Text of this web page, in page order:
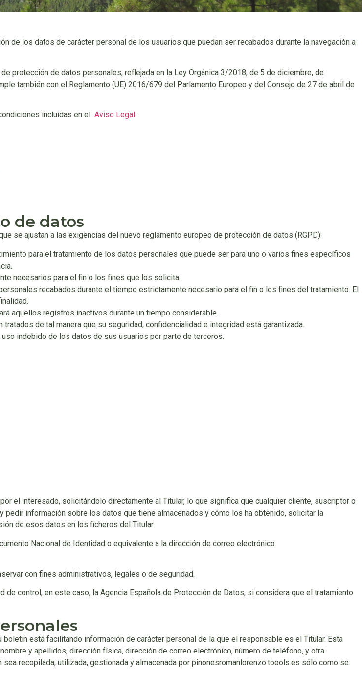
de los datos de carácter personal de los usuarios que puedan ser recabados durante la navegación a
protección de datos personales, reflejada en la Ley Orgánica 3/2018, de 5 de diciembre, de
también con el Reglamento (UE) 2016/679 del Parlamento Europeo y del Consejo de 27 de abril de
incluidas en el Aviso Legal.
de datos
se ajustan a las exigencias del nuevo reglamento europeo de protección de datos (RGPD):
para el tratamiento de los datos personales que puede ser para uno o varios fines específicos
necesarios para el fin o los fines que los solicita.
recabados durante el tiempo estrictamente necesario para el fin o los fines del tratamiento. El
aquellos registros inactivos durante un tiempo considerable.
de tal manera que su seguridad, confidencialidad e integridad está garantizada.
indebido de los datos de sus usuarios por parte de terceros.
el interesado, solicitándolo directamente al Titular, lo que significa que cualquier cliente, suscriptor o
información sobre los datos que tiene almacenados y cómo los ha obtenido, solicitar la
de esos datos en los ficheros del Titular.
Nacional de Identidad o equivalente a la dirección de correo electrónico:
con fines administrativos, legales o de seguridad.
control, en este caso, la Agencia Española de Protección de Datos, si considera que el tratamiento
está facilitando información de carácter personal de la que el responsable es el Titular. Esta
y apellidos, dirección física, dirección de correo electrónico, número de teléfono, y otra
recopilada, utilizada, gestionada y almacenada por pinonesromanlorenzo.toools.es sólo como se